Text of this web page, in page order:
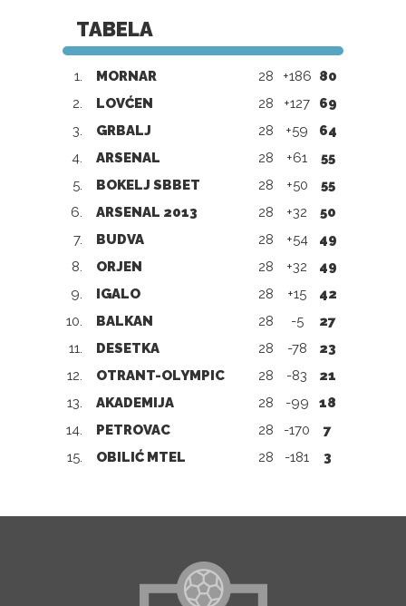
TABELA
1. MORNAR 28 +186 80
2.
LOVĆEN 28 +127
69
3.
GRBALJ 28 +59
64
4.
ARSENAL 28 +61
55
5.
BOKELJ SBBET 28 +50
55
6.
ARSENAL 2013 28 +32
50
7.
BUDVA 28 +54
49
8.
ORJEN 28 +32
49
9.
IGALO 28 +15
42
10.
BALKAN 28 -5
27
11.
DESETKA 28 -78
23
12.
OTRANT-OLYMPIC 28 -83
21
13.
AKADEMIJA 28 -99
18
14.
PETROVAC 28 -170
7
15.
OBILIĆ MTEL 28 -181 3